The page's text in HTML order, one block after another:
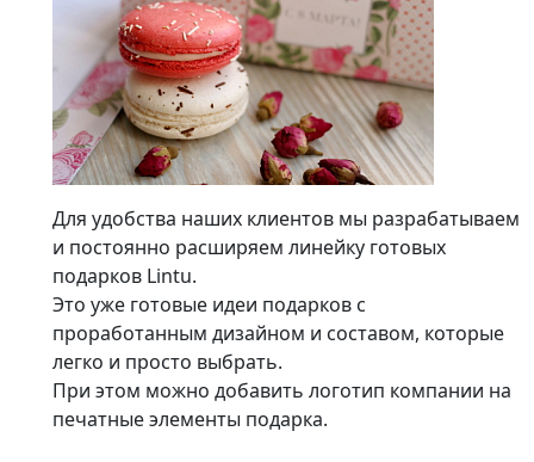
Для удобства наших клиентов мы разрабатываем
и постоянно расширяем линейку готовых
подарков Lintu.
Это уже готовые идеи подарков с
проработанным дизайном и составом, которые
легко и просто выбрать.
При этом можно добавить логотип компании на
печатные элементы подарка.